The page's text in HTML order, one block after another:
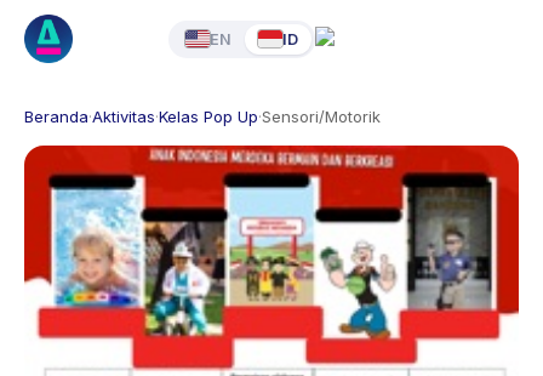
EN ID
Beranda·Aktivitas·Kelas Pop Up·Sensori/Motorik